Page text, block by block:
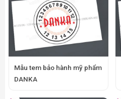
Mẫu tem bảo hành mỹ phẩm
DANKA